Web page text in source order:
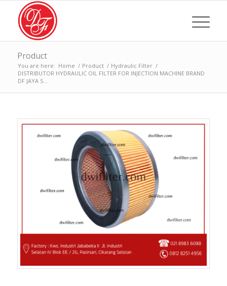
Product
You are here: Home / Product / Hydraulic Filter /
DISTRIBUTOR HYDRAULIC OIL FILTER FOR INJECTION MACHINE BRAND
DF JAYA S...